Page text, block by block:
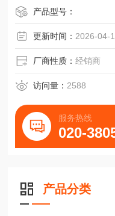
产品型号：
更新时间： 2026-04-
厂商性质：经销商
访问量： 2588
服务热线
020-
产品分类